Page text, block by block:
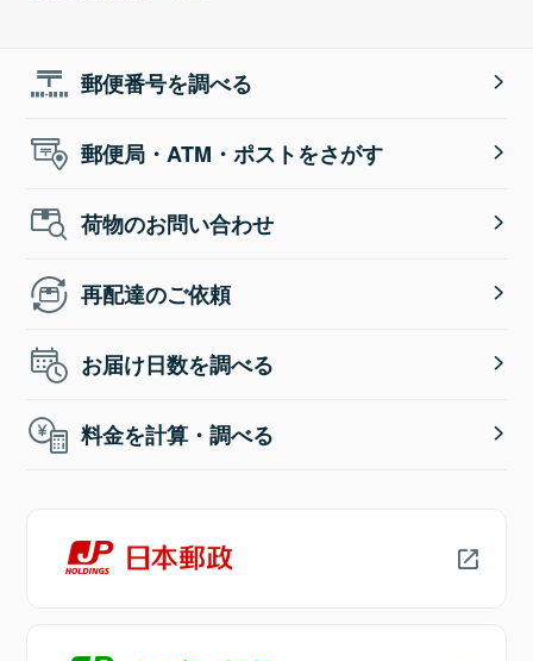
郵便番号を調べる
郵便局・ATM・ポストをさがす
荷物のお問い合わせ
再配達のご依頼
お届け日数を調べる
料金を計算・調べる